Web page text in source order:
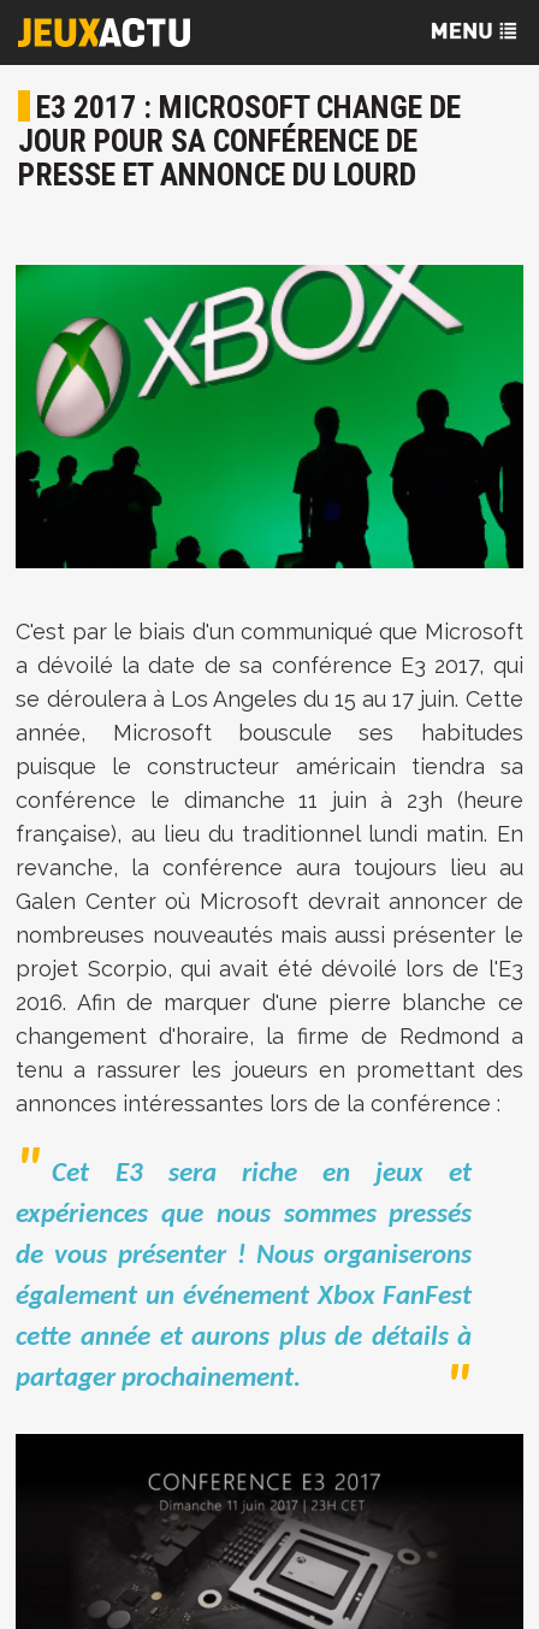
E3 2017 : MICROSOFT CHANGE DE
JOUR POUR SA CONFÉRENCE DE
PRESSE ET ANNONCE DU LOURD
C'est par le biais d'un communiqué que Microsoft
a dévoilé la date de sa conférence E3 2017, qui
se déroulera à Los Angeles du 15 au 17 juin. Cette
année, Microsoft bouscule ses habitudes
puisque le constructeur américain tiendra sa
conférence le dimanche 11 juin à 23h (heure
française), au lieu du traditionnel lundi matin. En
revanche, la conférence aura toujours lieu au
Galen Center où Microsoft devrait annoncer de
nombreuses nouveautés mais aussi présenter le
projet Scorpio, qui avait été dévoilé lors de l'E3
2016. Afin de marquer d'une pierre blanche ce
changement d'horaire, la firme de Redmond a
tenu a rassurer les joueurs en promettant des
annonces intéressantes lors de la conférence :
Cet E3 sera riche en jeux et
expériences que nous sommes pressés
de vous présenter ! Nous organiserons
également un événement Xbox FanFest
cette année et aurons plus de détails à
partager prochainement.